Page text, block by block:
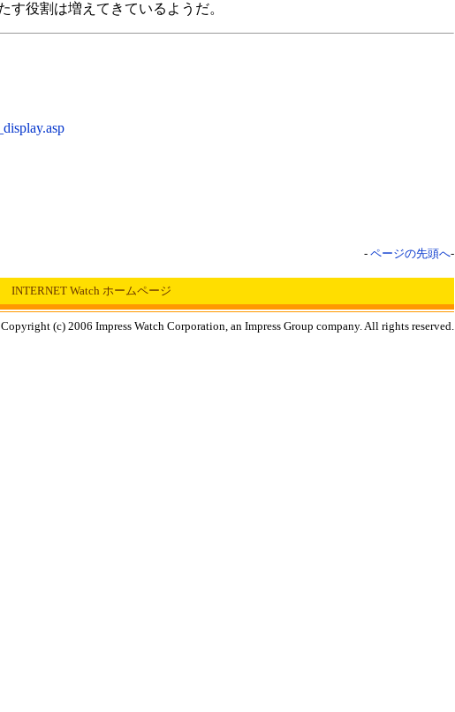
す役割は増えてきているようだ。
- ページの先頭へ-
INTERNET Watch ホームページ
Copyright (c) 2006 Impress Watch Corporation, an Impress Group company. All rights reserved.